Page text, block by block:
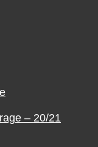
– 20/21